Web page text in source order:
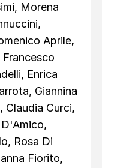
Morena
Aprile,
Enrica
Giannina
Claudia Curci,
Rosa Di
Fiorito,